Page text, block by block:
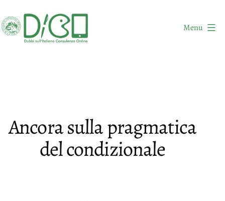
al
contenuto
Online
Menu
Ancora sulla pragmatica
del condizionale